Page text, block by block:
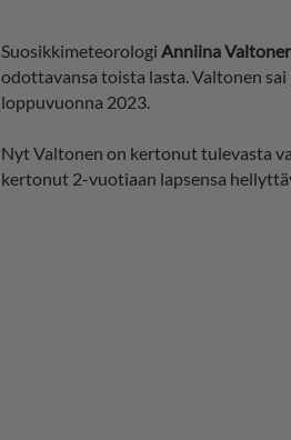
Suosikkimeteorologi Anniina
odottavansa toista lasta. Valtonen
loppuvuonna 2023.
Nyt Valtonen on kertonut tulevasta
kertonut 2-vuotiaan lapsensa